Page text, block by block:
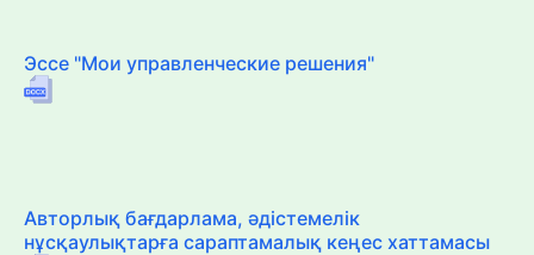
Эссе "Мои управленческие решения"
Авторлық бағдарлама, әдістемелік
нұсқаулықтарға сараптамалық кеңес хаттамасы